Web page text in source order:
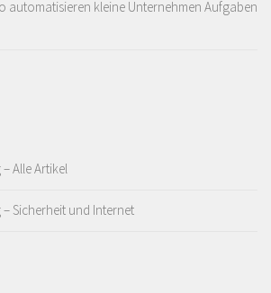
automatisieren kleine Unternehmen Aufgaben
Alle Artikel
Sicherheit und Internet